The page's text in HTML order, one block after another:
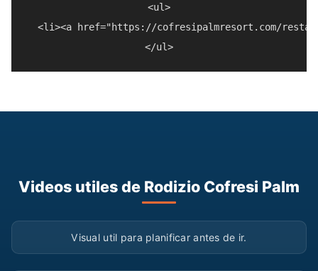
<ul>
<li><a href="https://cofresipalmresort.com/
Videos utiles de Rodizio Cofresi Palm
▶
Visual util para planificar antes de ir.